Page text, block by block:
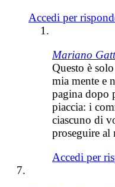
Accedi per
Mariano
Questo è
mia mente e
pagina dopo
piaccia: i
ciascuno di
proseguire al
Accedi per